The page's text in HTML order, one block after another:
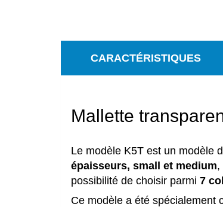
CARACTÉRISTIQUES
Mallette
Le modèle K5T est un modèle
épaisseurs, small et medium,
possibilité de choisir parmi 7
Ce modèle a été spécialement